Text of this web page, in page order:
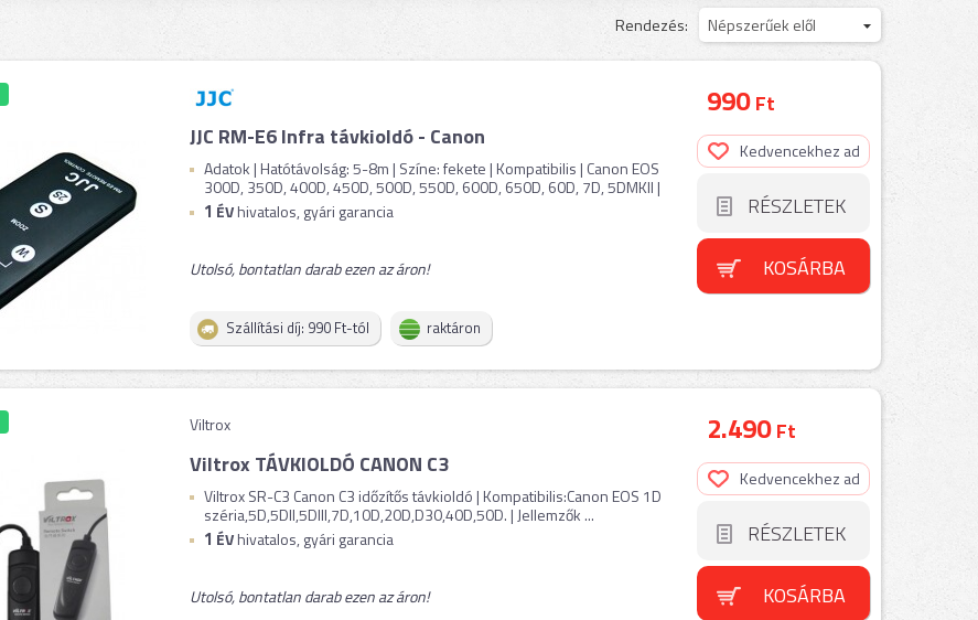
Népszerűek elől
Rendezés:
JJC RM-E6 Infra távkioldó - Canon
Adatok | Hatótávolság: 5-8m | Színe: fekete | Kompatibilis | Canon EOS
300D, 350D, 400D, 450D, 500D, 550D, 600D, 650D, 60D, 7D, 5DMKII |
1 ÉVhivatalos, gyári garancia
Utolsó, bontatlan darab ezen az áron!
Szállítási díj: 990 Ft-tól raktáron
990Ft
Kedvencekhez ad
RÉSZLETEK
KOSÁRBA
Viltrox
Viltrox TÁVKIOLDÓ CANON C3
Viltrox SR-C3 Canon C3 időzítős távkioldó | Kompatibilis:Canon EOS 1D
széria,5D,5DII,5DIII,7D,10D,20D,D30,40D,50D. | Jellemzők ...
1 ÉVhivatalos, gyári garancia
Utolsó, bontatlan darab ezen az áron!
2.490Ft
Kedvencekhez ad
RÉSZLETEK
KOSÁRBA